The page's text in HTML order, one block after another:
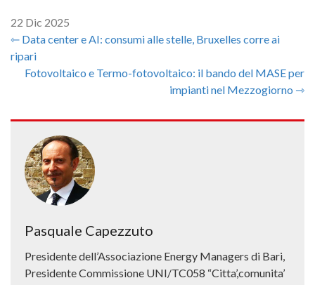
22 Dic 2025
⇽ Data center e AI: consumi alle stelle, Bruxelles corre ai
ripari
Fotovoltaico e Termo-fotovoltaico: il bando del MASE per
impianti nel Mezzogiorno ⇾
Pasquale Capezzuto
Presidente dell’Associazione Energy Managers di Bari,
Presidente Commissione UNI/TC058 “Citta’,comunita’